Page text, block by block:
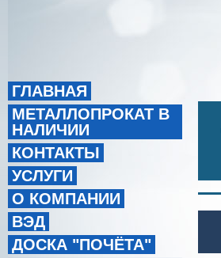
ГЛАВНАЯ
МЕТАЛЛОПРОКАТ В
НАЛИЧИИ
КОНТАКТЫ
УСЛУГИ
О КОМПАНИИ
ВЭД
ДОСКА "ПОЧЁТА"